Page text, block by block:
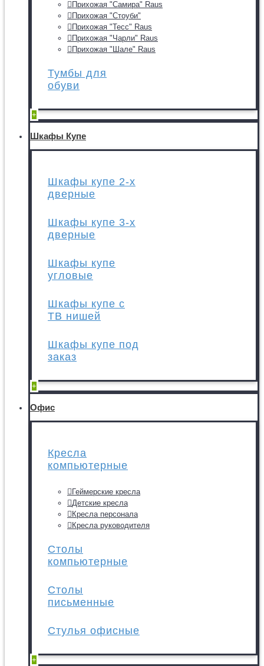
Прихожая "Самира" Raus
Прихожая "Стоуби"
Прихожая "Тесс" Raus
Прихожая "Чарли" Raus
Прихожая "Шале" Raus
Тумбы для
обуви
+
Шкафы Купе
Шкафы купе 2-х
дверные
Шкафы купе 3-х
дверные
Шкафы купе
угловые
Шкафы купе с
ТВ нишей
Шкафы купе под
заказ
+
Офис
Кресла
компьютерные
Геймерские кресла
Детские кресла
Кресла персонала
Кресла руководителя
Столы
компьютерные
Столы
письменные
Стулья офисные
+